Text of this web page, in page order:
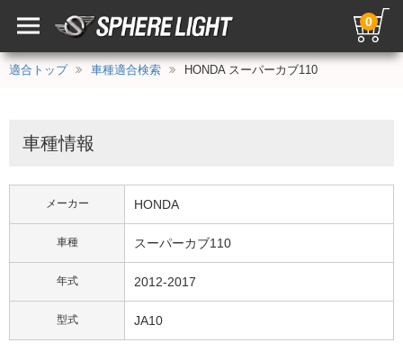
0
適合トップ 車種適合検索 HONDA スーパーカブ110
車種情報
メーカー HONDA
車種 スーパーカブ110
年式 2012-2017
型式 JA10